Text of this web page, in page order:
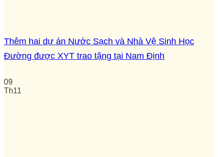
Thêm hai dự án Nước Sạch và Nhà Vệ Sinh Học
Đường được XYT trao tặng tại Nam Định
09
Th11